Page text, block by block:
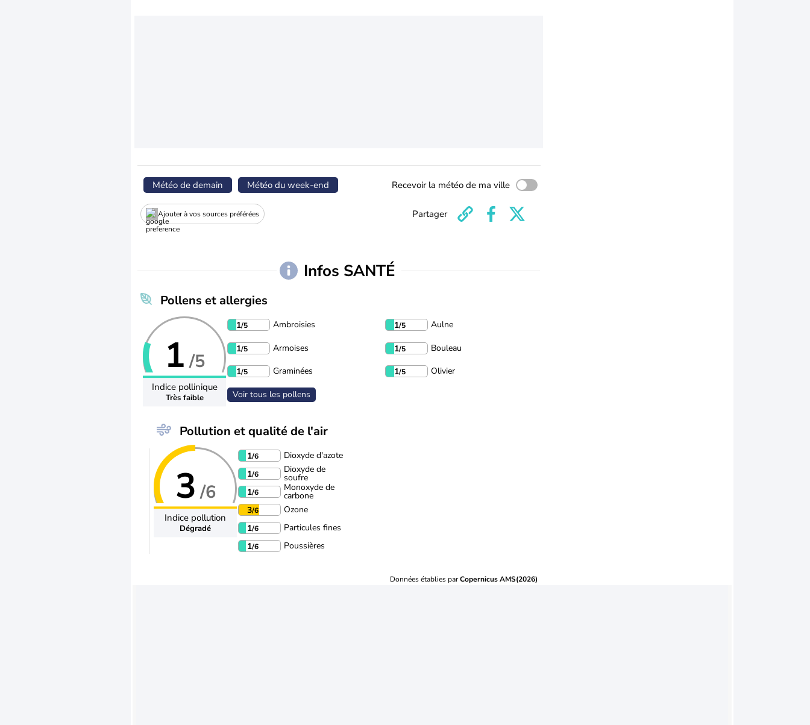
Météo de demain Météo du week-end Recevoir la météo de ma ville
Ajouter à vos sources préférées Partager
Infos SANTÉ
Pollens et allergies
1 /5
Indice pollinique
Très faible
1/5 Ambroisies 1/5 Aulne
1/5 Armoises 1/5 Bouleau
1/5 Graminées 1/5 Olivier
Voir tous les pollens
Pollution et qualité de l'air
3 /6
Indice pollution
Dégradé
1/6
Dioxyde d'azote
1/6 Dioxyde de
soufre
1/6 Monoxyde de
carbone
3/6
Ozone
1/6
Particules fines
1/6 Poussières
Données établies parCopernicus AMS(2026)